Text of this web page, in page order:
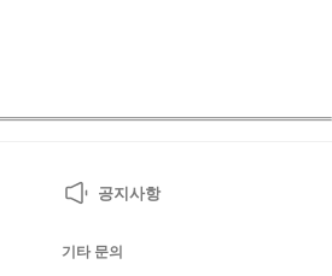
공지사항
기타 문의